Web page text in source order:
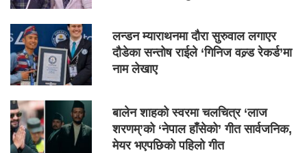
लन्डन म्याराथनमा दौरा सुरुवाल लगाएर
दौडेका सन्तोष राईले ‘गिनिज वल्र्ड रेकर्ड’मा
नाम लेखाए
बालेन शाहको स्वरमा चलचित्र ‘लाज
शरणम्’को ‘नेपाल हाँसेको’ गीत सार्वजनिक,
मेयर भएपछिको पहिलो गीत